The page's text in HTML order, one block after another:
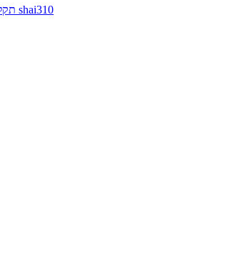
תקליטים למכירה..ברי סחרוֹף, ז׳אן קונפליקט, כרומוזום, מינימל קומפקט, רמי פורטיס מאת shai310